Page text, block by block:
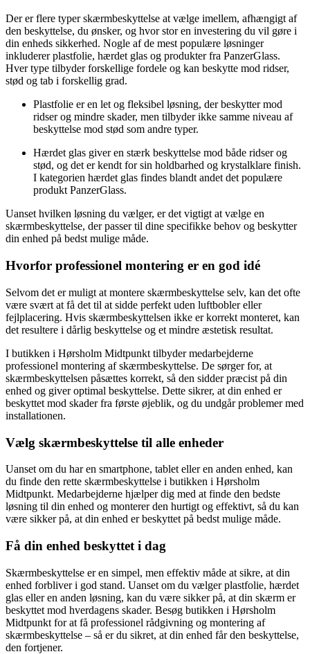
Der er flere typer skærmbeskyttelse at vælge imellem, afhængigt af
den beskyttelse, du ønsker, og hvor stor en investering du vil gøre i
din enheds sikkerhed. Nogle af de mest populære løsninger
inkluderer plastfolie, hærdet glas og produkter fra PanzerGlass.
Hver type tilbyder forskellige fordele og kan beskytte mod ridser,
stød og tab i forskellig grad.
Plastfolie er en let og fleksibel løsning, der beskytter mod
ridser og mindre skader, men tilbyder ikke samme niveau af
beskyttelse mod stød som andre typer.
Hærdet glas giver en stærk beskyttelse mod både ridser og
stød, og det er kendt for sin holdbarhed og krystalklare finish.
I kategorien hærdet glas findes blandt andet det populære
produkt PanzerGlass.
Uanset hvilken løsning du vælger, er det vigtigt at vælge en
skærmbeskyttelse, der passer til dine specifikke behov og beskytter
din enhed på bedst mulige måde.
Hvorfor professionel montering er en god idé
Selvom det er muligt at montere skærmbeskyttelse selv, kan det ofte
være svært at få det til at sidde perfekt uden luftbobler eller
fejlplacering. Hvis skærmbeskyttelsen ikke er korrekt monteret, kan
det resultere i dårlig beskyttelse og et mindre æstetisk resultat.
I butikken i Hørsholm Midtpunkt tilbyder medarbejderne
professionel montering af skærmbeskyttelse. De sørger for, at
skærmbeskyttelsen påsættes korrekt, så den sidder præcist på din
enhed og giver optimal beskyttelse. Dette sikrer, at din enhed er
beskyttet mod skader fra første øjeblik, og du undgår problemer med
installationen.
Vælg skærmbeskyttelse til alle enheder
Uanset om du har en smartphone, tablet eller en anden enhed, kan
du finde den rette skærmbeskyttelse i butikken i Hørsholm
Midtpunkt. Medarbejderne hjælper dig med at finde den bedste
løsning til din enhed og monterer den hurtigt og effektivt, så du kan
være sikker på, at din enhed er beskyttet på bedst mulige måde.
Få din enhed beskyttet i dag
Skærmbeskyttelse er en simpel, men effektiv måde at sikre, at din
enhed forbliver i god stand. Uanset om du vælger plastfolie, hærdet
glas eller en anden løsning, kan du være sikker på, at din skærm er
beskyttet mod hverdagens skader. Besøg butikken i Hørsholm
Midtpunkt for at få professionel rådgivning og montering af
skærmbeskyttelse – så er du sikret, at din enhed får den beskyttelse,
den fortjener.